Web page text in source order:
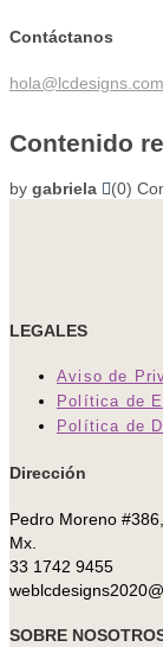
Contenido
by gabriela (0)
Contáctanos
LEGALES
Aviso de
Política de
Política de
Dirección
Pedro Moreno
Mx.
33 1742 9455
SOBRE